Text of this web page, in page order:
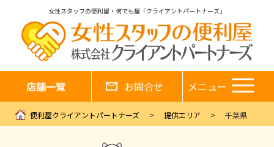
女性スタッフの便利屋・何でも屋「クライアントパートナーズ」
店舗一覧 お問合せ メニュー
便利屋クライアントパートナーズ 提供エリア 千葉県